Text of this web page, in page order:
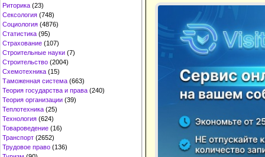
Риторика (23)
Сексология (748)
Социология (4876)
Статистика (95)
Страхование (107)
Строительные науки (7)
Строительство (2004)
Схемотехника (15)
Таможенная система (663)
Теория государства и права (240)
Теория организации (39)
Теплотехника (25)
Технология (624)
Товароведение (16)
Транспорт (2652)
Трудовое право (136)